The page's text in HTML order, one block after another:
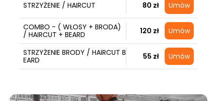
STRZYŻENIE / HAIRCUT 80 zł Umów
COMBO - ( WŁOSY + BRODA)
/ HAIRCUT + BEARD
120 zł Umów
STRZYŻENIE BRODY / HAIRCUT B
EARD
55 zł Umów